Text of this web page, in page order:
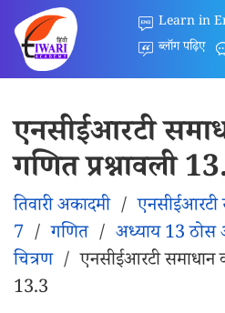
Learn in
ब्लॉग पढ़िए
एनसीईआरटी
गणित प्रश्नावली
तिवारी अकादमी/एनसीईआरटी
7 /गणित/ अध्याय 13 ठोस
चित्रण/एनसीईआरटी समाधान
13.3